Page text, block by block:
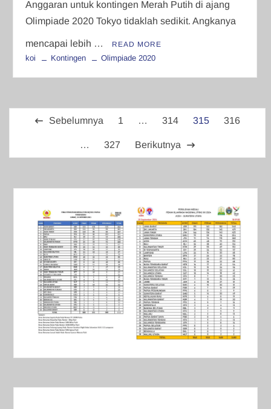
Anggaran untuk kontingen Merah Putih di ajang
Olimpiade 2020 Tokyo tidaklah sedikit. Angkanya
mencapai lebih … READ MORE
koi Kontingen Olimpiade 2020
Paginasi
Sebelumnya 1 … 314 315 316
… 327 Berikutnya